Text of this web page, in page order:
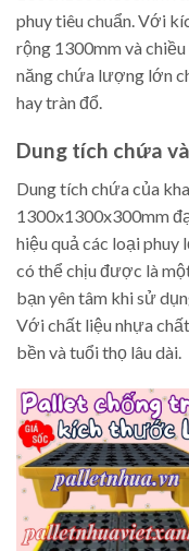
phuy tiêu chuẩn. Với
rộng 1300mm và
năng chứa lượng lớn
hay tràn đổ.
Dung tích chứa
Dung tích chứa của
1300x1300x300mm
hiệu quả các loại phuy
có thể chịu được là
bạn yên tâm khi sử
Với chất liệu nhựa
bền và tuổi thọ lâu dài.